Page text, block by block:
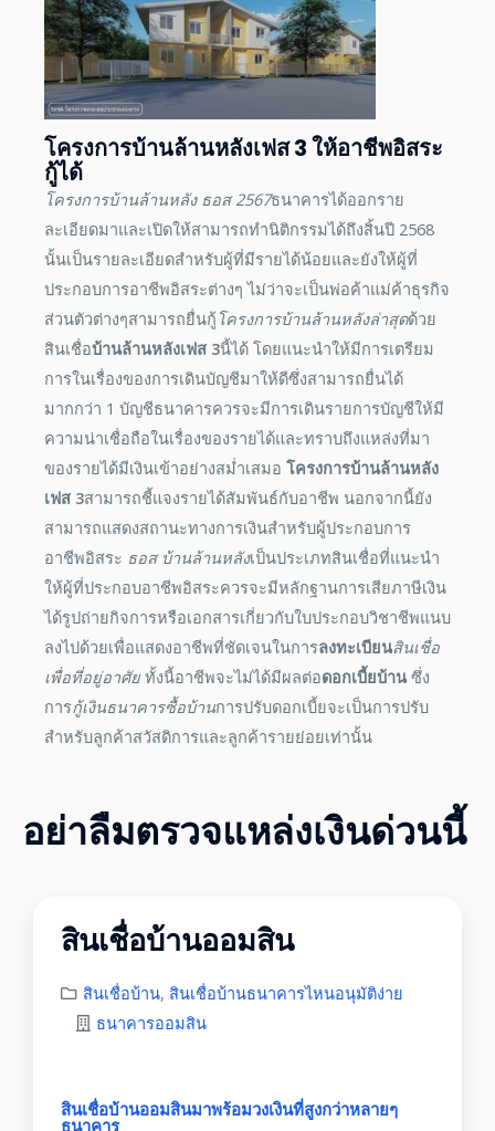
โครงการบ้านล้านหลังเฟส 3ให้อาชีพอิสระ
กู้ได้
โครงการบ้านล้านหลัง ธอส 2567ธนาคารได้ออกราย
ละเอียดมาและเปิดให้สามารถทำนิติกรรมได้ถึงสิ้นปี 2568
นั้นเป็นรายละเอียดสำหรับผู้ที่มีรายได้น้อยและยังให้ผู้ที่
ประกอบการอาชีพอิสระต่างๆ ไม่ว่าจะเป็นพ่อค้าแม่ค้าธุรกิจ
ส่วนตัวต่างๆสามารถยื่นกู้โครงการบ้านล้านหลังล่าสุดด้วย
สินเชื่อบ้านล้านหลังเฟส 3นี้ได้ โดยแนะนำให้มีการเตรียม
การในเรื่องของการเดินบัญชีมาให้ดีซึ่งสามารถยื่นได้
มากกว่า 1 บัญชีธนาคารควรจะมีการเดินรายการบัญชีให้มี
ความน่าเชื่อถือในเรื่องของรายได้และทราบถึงแหล่งที่มา
ของรายได้มีเงินเข้าอย่างสม่ำเสมอ โครงการบ้านล้านหลัง
เฟส 3สามารถชี้แจงรายได้สัมพันธ์กับอาชีพ นอกจากนี้ยัง
สามารถแสดงสถานะทางการเงินสำหรับผู้ประกอบการ
อาชีพอิสระ ธอส บ้านล้านหลังเป็นประเภทสินเชื่อที่แนะนำ
ให้ผู้ที่ประกอบอาชีพอิสระควรจะมีหลักฐานการเสียภาษีเงิน
ได้รูปถ่ายกิจการหรือเอกสารเกี่ยวกับใบประกอบวิชาชีพแนบ
ลงไปด้วยเพื่อแสดงอาชีพที่ชัดเจนในการลงทะเบียนสินเชื่อ
เพื่อที่อยู่อาศัยทั้งนี้อาชีพจะไม่ได้มีผลต่อดอกเบี้ยบ้าน ซึ่ง
การกู้เงินธนาคารซื้อบ้านการปรับดอกเบี้ยจะเป็นการปรับ
สำหรับลูกค้าสวัสดิการและลูกค้ารายย่อยเท่านั้น
อย่าลืมตรวจแหล่งเงินด่วนนี้
สินเชื่อบ้านออมสิน
สินเชื่อบ้าน, สินเชื่อบ้านธนาคารไหนอนุมัติง่าย
ธนาคารออมสิน
สินเชื่อบ้านออมสินมาพร้อมวงเงินที่สูงกว่าหลายๆ
ธนาคาร